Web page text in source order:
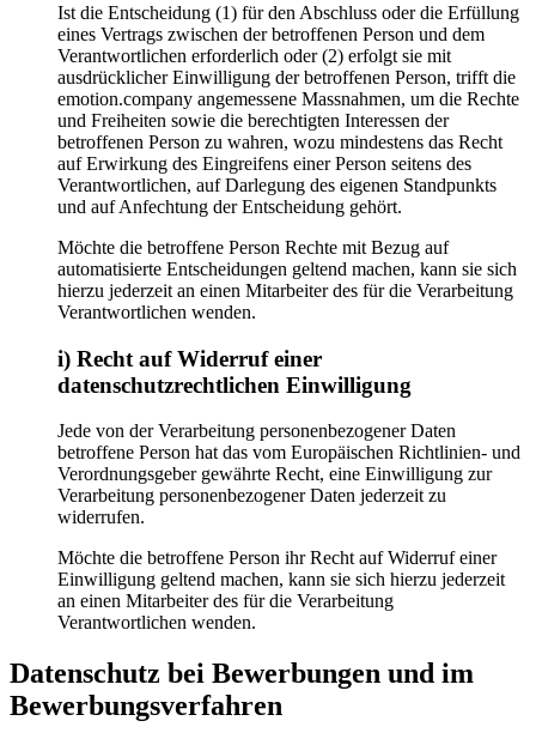
Ist die Entscheidung (1) für den Abschluss oder die Erfüllung
eines Vertrags zwischen der betroffenen Person und dem
Verantwortlichen erforderlich oder (2) erfolgt sie mit
ausdrücklicher Einwilligung der betroffenen Person, trifft die
emotion.company angemessene Massnahmen, um die Rechte
und Freiheiten sowie die berechtigten Interessen der
betroffenen Person zu wahren, wozu mindestens das Recht
auf Erwirkung des Eingreifens einer Person seitens des
Verantwortlichen, auf Darlegung des eigenen Standpunkts
und auf Anfechtung der Entscheidung gehört.
Möchte die betroffene Person Rechte mit Bezug auf
automatisierte Entscheidungen geltend machen, kann sie sich
hierzu jederzeit an einen Mitarbeiter des für die Verarbeitung
Verantwortlichen wenden.
i) Recht auf Widerruf einer
datenschutzrechtlichen Einwilligung
Jede von der Verarbeitung personenbezogener Daten
betroffene Person hat das vom Europäischen Richtlinien- und
Verordnungsgeber gewährte Recht, eine Einwilligung zur
Verarbeitung personenbezogener Daten jederzeit zu
widerrufen.
Möchte die betroffene Person ihr Recht auf Widerruf einer
Einwilligung geltend machen, kann sie sich hierzu jederzeit
an einen Mitarbeiter des für die Verarbeitung
Verantwortlichen wenden.
Datenschutz bei Bewerbungen und im
Bewerbungsverfahren